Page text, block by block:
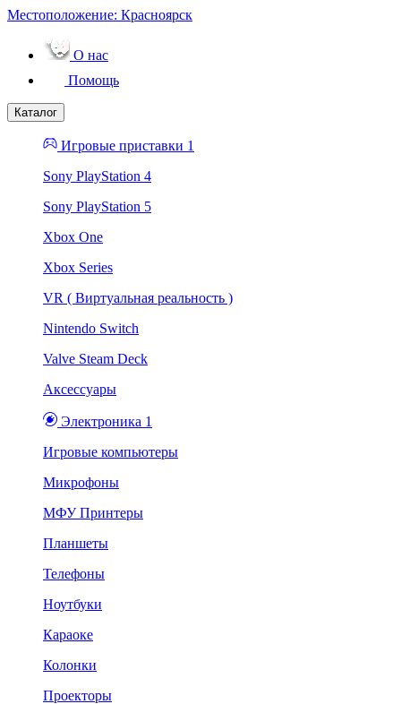
Местоположение: Красноярск
О нас
Помощь
Каталог
Игровые приставки 1
Sony PlayStation 4
Sony PlayStation 5
Xbox One
Xbox Series
VR ( Виртуальная реальность )
Nintendo Switch
Valve Steam Deck
Аксессуары
Электроника 1
Игровые компьютеры
Микрофоны
МФУ Принтеры
Планшеты
Телефоны
Ноутбуки
Караоке
Колонки
Проекторы